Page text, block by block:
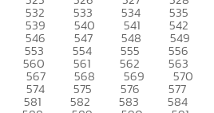
532 533 534 535
539 540 541 542
546 547 548 549
553 554 555 556
560 561 562 563
567 568 569 570
574 575 576 577
581 582 583 584